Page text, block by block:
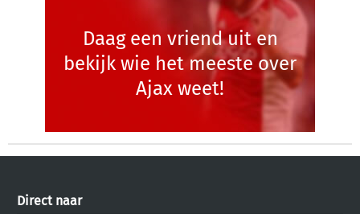
Daag een vriend uit en
bekijk wie het meeste over
Ajax weet!
Direct naar